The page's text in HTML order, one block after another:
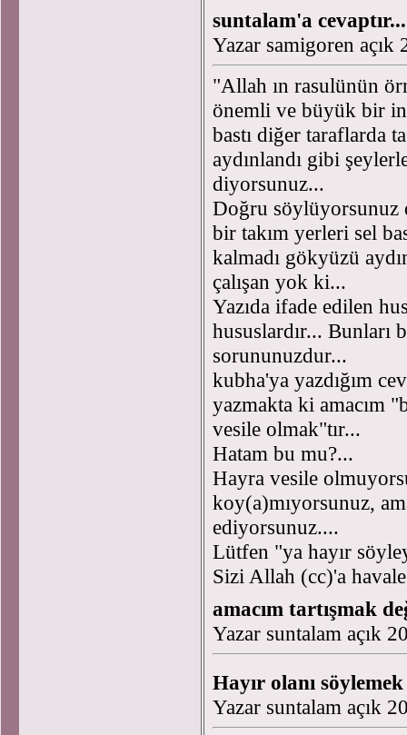
suntalam'a cevaptır...
Yazar samigoren
"Allah ın rasulünün
önemli ve büyük bir
bastı diğer taraflarda
aydınlandı gibi
diyorsunuz...
Doğru söylüyorsunuz
bir takım yerleri sel
kalmadı gökyüzü
çalışan yok ki...
Yazıda ifade edilen
hususlardır...
sorununuzdur...
kubha'ya yazdığım
yazmakta ki amacım
vesile olmak"tır...
Hatam bu mu?...
Hayra vesile
koy(a)mıyorsunuz,
ediyorsunuz....
Lütfen "ya hayır
Sizi Allah (cc)'a
amacım tartışmak
Yazar suntalam açık
Hayır olanı söylemek
Yazar suntalam açık